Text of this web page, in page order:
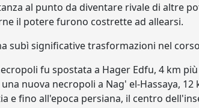
al punto da diventare rivale di altre
il potere furono costrette ad allearsi.
subì significative trasformazioni nel
fu spostata a Hager Edfu, 4 km
nuova necropoli a Nag' el-Hassaya, 12
e fino all'epoca persiana, il centro